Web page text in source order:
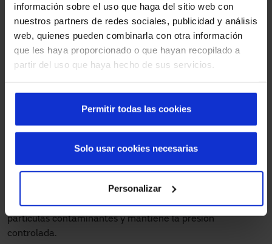
información sobre el uso que haga del sitio web con
nuestros partners de redes sociales, publicidad y análisis
web, quienes pueden combinarla con otra información
que les haya proporcionado o que hayan recopilado a
partir del uso que haya hecho de sus servicios.
Permitir todas las cookies
Personalizar
Solo usar cookies necesarias
colaboración temprana permite elegir la solución más
adecuada para cada punto de paso, anticiparse a posibles
interferencias y garantizar una implantación sin sorpresas.
En cuanto a los modelos que ofrece Manusa, estos
donde es crucial mantener la cadena de frío, las
frío(hasta -30 °C) permiten el paso fluido de personal y
maquinaria sin comprometer la temperatura. En entornos
de higiene y control ambiental son extremas, lapuerta
rápida para laboratorios y salas blancas
clase 5 de permeabilidad al aire,evita la entrada de
partículas contaminantes y mantiene la presión
controlada.